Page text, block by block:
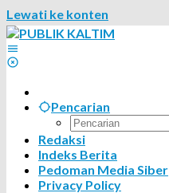
Lewati ke konten
Pencarian
Redaksi
Indeks Berita
Pedoman Media Siber
Privacy Policy